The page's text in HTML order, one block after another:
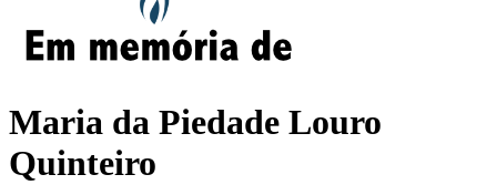
Maria da Piedade Louro
Quinteiro